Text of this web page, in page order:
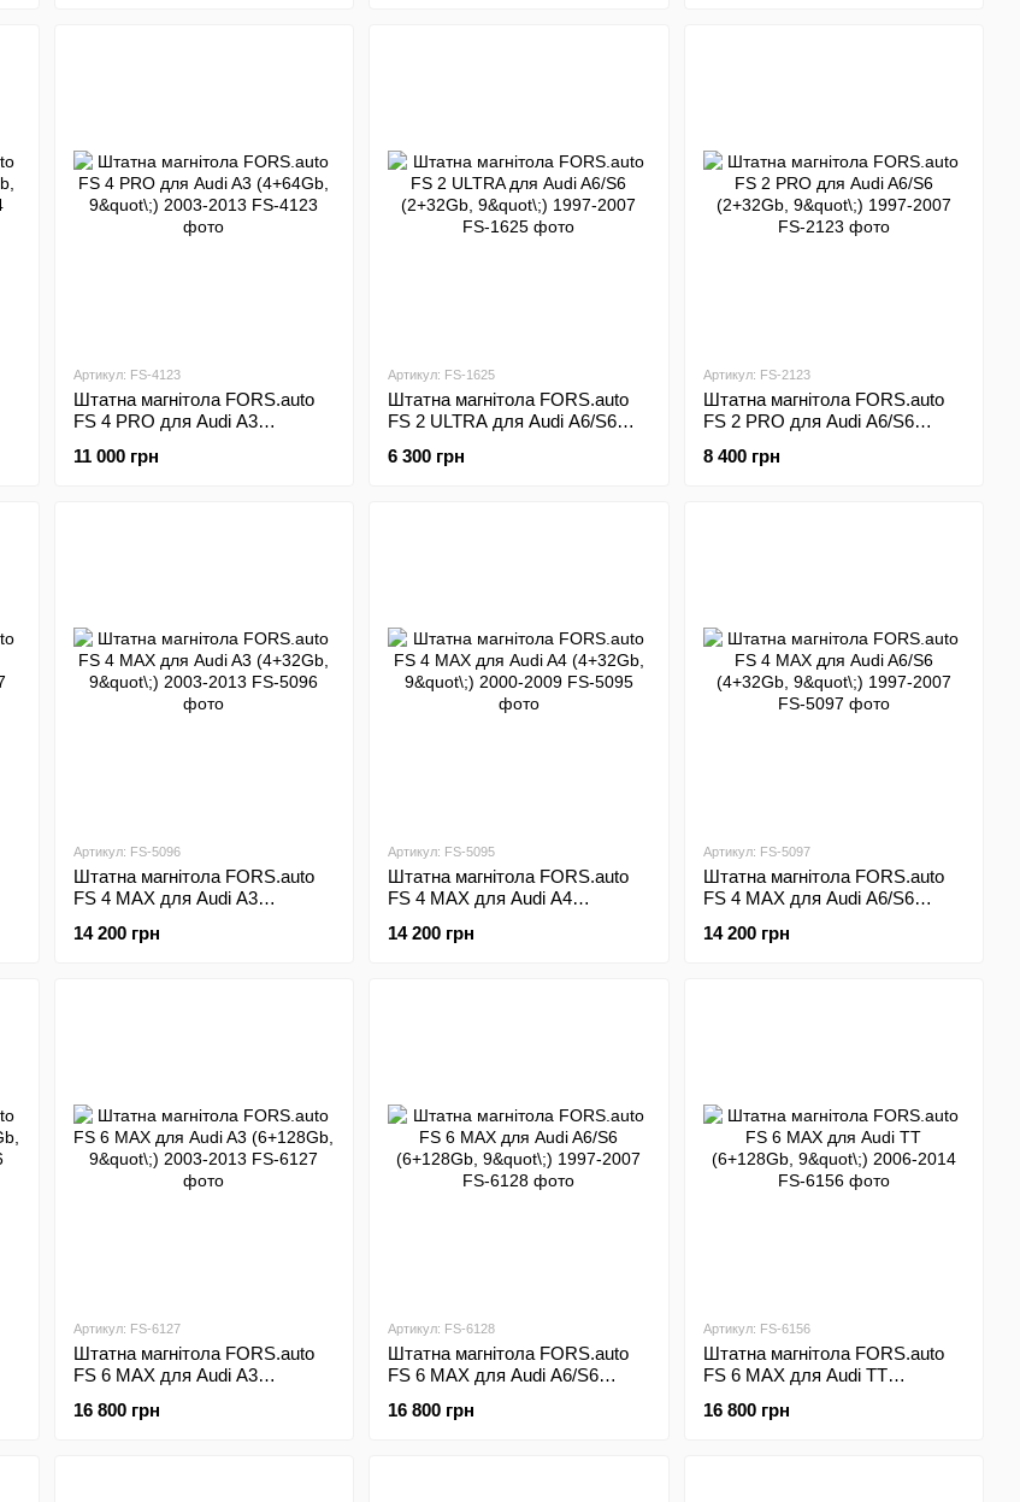
Артикул: FS-4123
Штатна магнітола FORS.auto
FS 4 PRO для Audi A3
11 000 грн
Артикул: FS-1625
Штатна магнітола FORS.auto
FS 2 ULTRA для Audi A6/S6
6 300 грн
Артикул: FS-2123
Штатна магнітола FORS.auto
FS 2 PRO для Audi A6/S6
8 400 грн
Артикул: FS-5096
Штатна магнітола FORS.auto
FS 4 MAX для Audi A3
14 200 грн
Артикул: FS-5095
Штатна магнітола FORS.auto
FS 4 MAX для Audi A4
14 200 грн
Артикул: FS-5097
Штатна магнітола FORS.auto
FS 4 MAX для Audi A6/S6
14 200 грн
Артикул: FS-6127
Штатна магнітола FORS.auto
FS 6 MAX для Audi A3
16 800 грн
Артикул: FS-6128
Штатна магнітола FORS.auto
FS 6 MAX для Audi A6/S6
16 800 грн
Артикул: FS-6156
Штатна магнітола FORS.auto
FS 6 MAX для Audi TT
16 800 грн